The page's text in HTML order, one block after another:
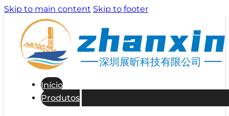
Skip to main content Skip to footer
深圳展昕科技有限公司
Início
Produtos